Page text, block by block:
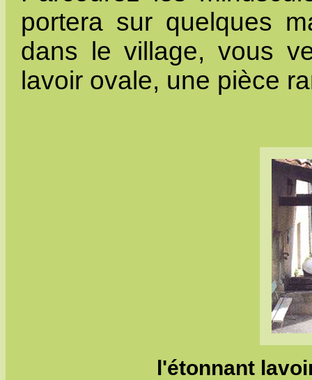
portera sur quelques
dans le village, vous
lavoir ovale, une pièce
l'étonnant